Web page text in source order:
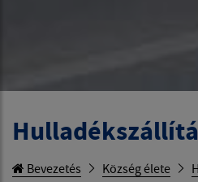
Bevezetés Község élete